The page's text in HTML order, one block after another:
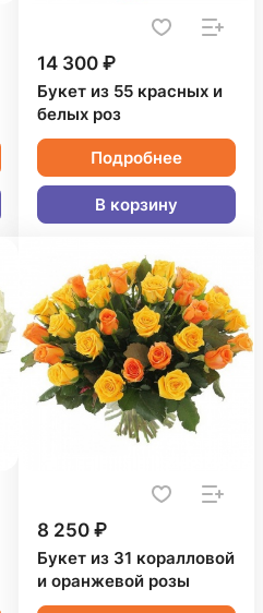
14 300 ₽
Букет из 55 красных и
белых роз
Подробнее
В корзину
8 250 ₽
Букет из 31 коралловой
и оранжевой розы